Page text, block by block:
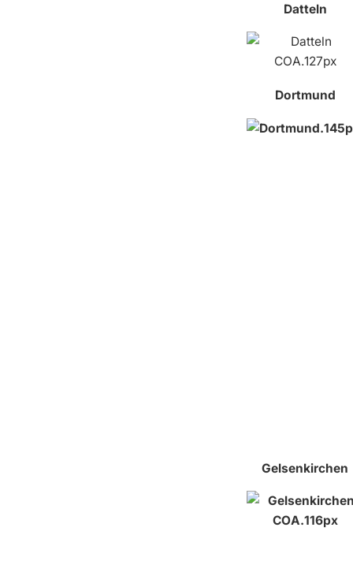
Datteln
Dortmund
Gelsenkirchen